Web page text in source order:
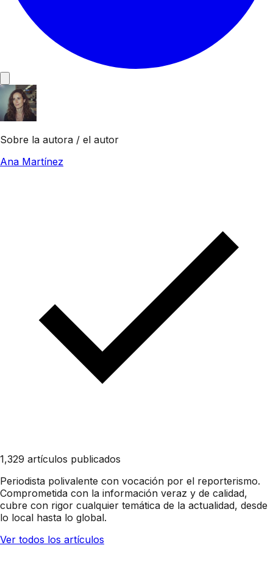
Sobre la autora / el autor
Ana Martínez
1,329 artículos publicados
Periodista polivalente con vocación por el reporterismo.
Comprometida con la información veraz y de calidad,
cubre con rigor cualquier temática de la actualidad, desde
lo local hasta lo global.
Ver todos los artículos